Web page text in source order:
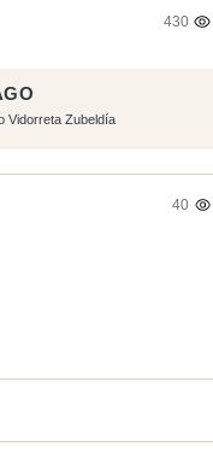
430
Vidorreta Zubeldía
40